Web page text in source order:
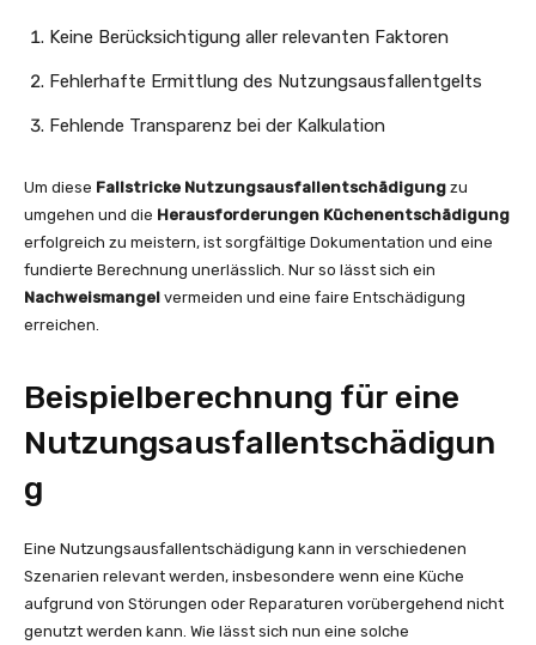
Keine Berücksichtigung aller relevanten Faktoren
Fehlerhafte Ermittlung des Nutzungsausfallentgelts
Fehlende Transparenz bei der Kalkulation
Um diese Fallstricke Nutzungsausfallentschädigung zu
umgehen und die Herausforderungen Küchenentschädigung
erfolgreich zu meistern, ist sorgfältige Dokumentation und eine
fundierte Berechnung unerlässlich. Nur so lässt sich ein
Nachweismangel vermeiden und eine faire Entschädigung
erreichen.
Beispielberechnung für eine
Nutzungsausfallentschädigun
g
Eine Nutzungsausfallentschädigung kann in verschiedenen
Szenarien relevant werden, insbesondere wenn eine Küche
aufgrund von Störungen oder Reparaturen vorübergehend nicht
genutzt werden kann. Wie lässt sich nun eine solche